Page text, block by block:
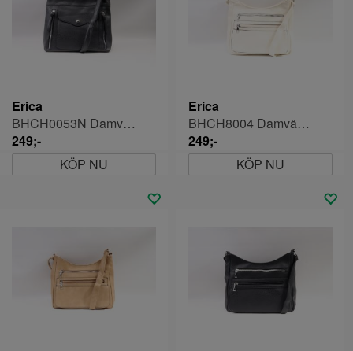
Erica
BHCH0053N Damväska
249;-
KÖP NU
Erica
BHCH8004 Damväska
249;-
KÖP NU